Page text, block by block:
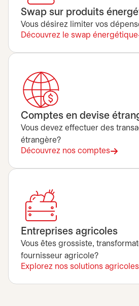
Swap sur produits
Vous désirez limiter vos
Découvrez le swap énergétique
Comptes en devise
Vous devez effectuer des
étrangère?
Découvrez nos comptes
Entreprises agricoles
Vous êtes grossiste,
fournisseur agricole?
Explorez nos solutions agricoles